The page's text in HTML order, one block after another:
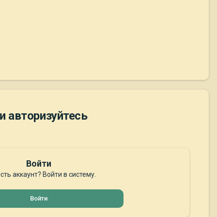
авторизуйтесь
Войти
аккаунт? Войти в систему.
Войти